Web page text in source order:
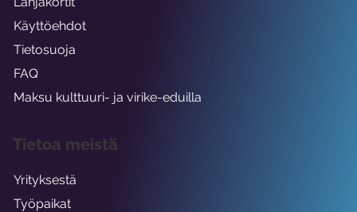
Käyttöehdot
Tietosuoja
FAQ
Maksu kulttuuri- ja virike-eduilla
Tietoa meistä
Yrityksestä
Työpaikat